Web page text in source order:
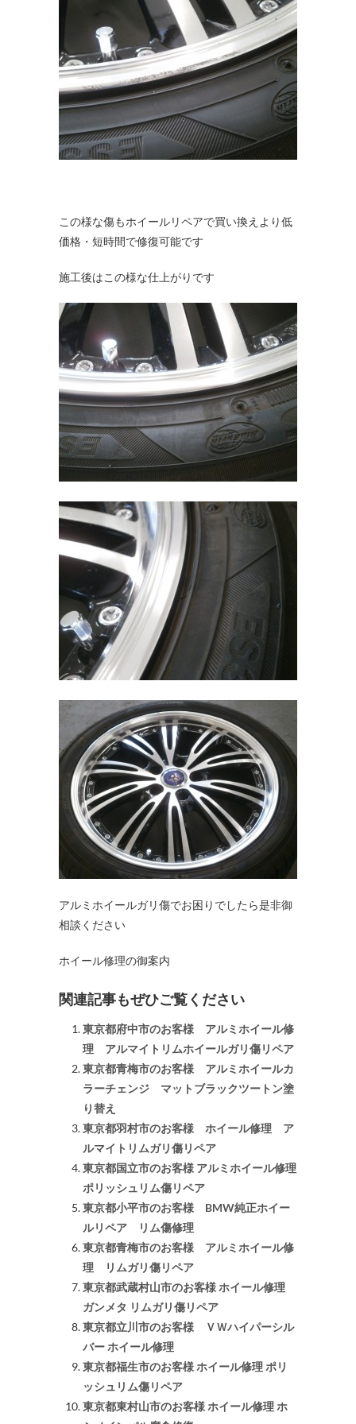
この様な傷もホイールリペアで買い換えより低
価格・短時間で修復可能です
施工後はこの様な仕上がりです
アルミホイールガリ傷でお困りでしたら是非御
相談ください
ホイール修理の御案内
関連記事もぜひご覧ください
東京都府中市のお客様 アルミホイール修
理 アルマイトリムホイールガリ傷リペア
東京都青梅市のお客様 アルミホイールカ
ラーチェンジ マットブラックツートン塗
り替え
東京都羽村市のお客様 ホイール修理 ア
ルマイトリムガリ傷リペア
東京都国立市のお客様 アルミホイール修理
ポリッシュリム傷リペア
東京都小平市のお客様 BMW純正ホイー
ルリペア リム傷修理
東京都青梅市のお客様 アルミホイール修
理 リムガリ傷リペア
東京都武蔵村山市のお客様 ホイール修理
ガンメタ リムガリ傷リペア
東京都立川市のお客様 ＶＷハイパーシル
バー ホイール修理
東京都福生市のお客様 ホイール修理 ポリ
ッシュリム傷リペア
東京都東村山市のお客様 ホイール修理 ホ